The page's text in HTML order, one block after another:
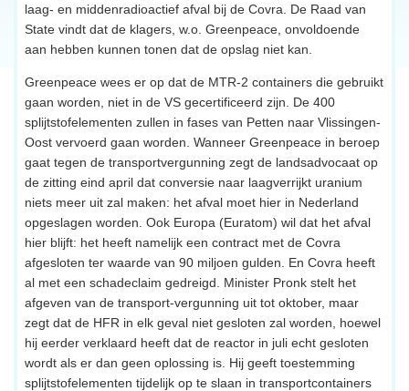
laag- en middenradioactief afval bij de Covra. De Raad van
State vindt dat de klagers, w.o. Greenpeace, onvoldoende
aan hebben kunnen tonen dat de opslag niet kan.
Greenpeace wees er op dat de MTR-2 containers die gebruikt
gaan worden, niet in de VS gecertificeerd zijn. De 400
splijtstofelementen zullen in fases van Petten naar Vlissingen-
Oost vervoerd gaan worden. Wanneer Greenpeace in beroep
gaat tegen de transportvergunning zegt de landsadvocaat op
de zitting eind april dat conversie naar laagverrijkt uranium
niets meer uit zal maken: het afval moet hier in Nederland
opgeslagen worden. Ook Europa (Euratom) wil dat het afval
hier blijft: het heeft namelijk een contract met de Covra
afgesloten ter waarde van 90 miljoen gulden. En Covra heeft
al met een schadeclaim gedreigd. Minister Pronk stelt het
afgeven van de transport-vergunning uit tot oktober, maar
zegt dat de HFR in elk geval niet gesloten zal worden, hoewel
hij eerder verklaard heeft dat de reactor in juli echt gesloten
wordt als er dan geen oplossing is. Hij geeft toestemming
splijtstofelementen tijdelijk op te slaan in transportcontainers